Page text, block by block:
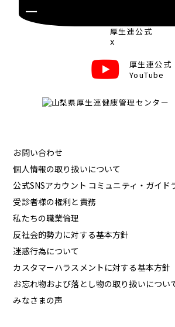
厚生連公式
X
厚生連公式
YouTube
お問い合わせ
個人情報の取り扱いについて
公式SNSアカウント コミュニティ・ガイド
受診者様の権利と責務
私たちの職業倫理
反社会的勢力に対する基本方針
迷惑行為について
カスタマーハラスメントに対する基本方針
お忘れ物および落とし物の取り扱いについ
みなさまの声